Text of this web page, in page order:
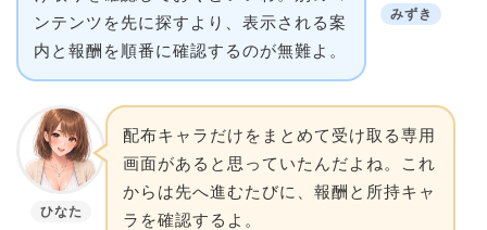
みずき
ンテンツを先に探すより、表示される案
内と報酬を順番に確認するのが無難よ。
ひなた
配布キャラだけをまとめて受け取る専用
画面があると思っていたんだよね。これ
からは先へ進むたびに、報酬と所持キャ
ラを確認するよ。